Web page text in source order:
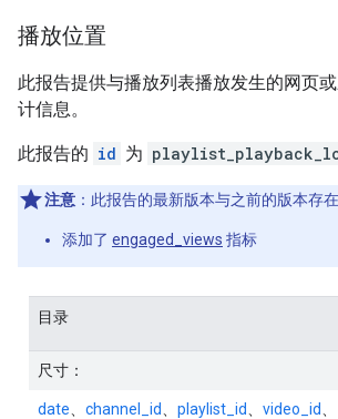
播放位置
此报告提供与播放列表播放发生的网页
计信息。
此报告的 id 为
注意 ：此报告的最新版本与之前的版本存
添加了 engaged_views 指标
目录
尺寸：
date channel_id playlist_id video_id